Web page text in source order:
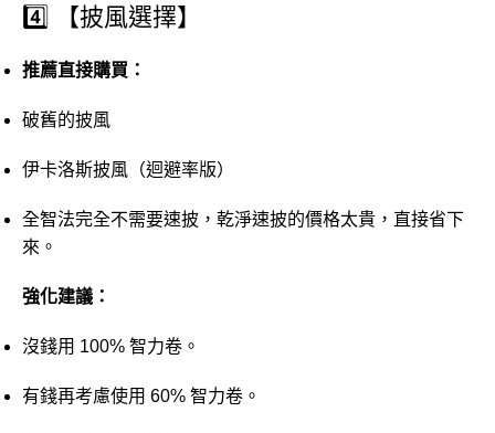
4️⃣ 【披風選擇】
推薦直接購買：
破舊的披風
伊卡洛斯披風（迴避率版）
全智法完全不需要速披， 乾淨速披的價格太貴， 直接省下
來。
強化建議：
沒錢用 100% 智力卷。
有錢再考慮使用 60% 智力卷。